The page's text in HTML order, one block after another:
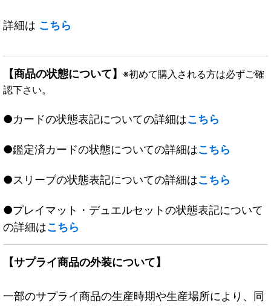
詳細は こちら
【商品の状態について】 ※初めて購入される方は必ずご確
認下さい。
●カードの状態表記についての詳細はこちら
●鑑定済カードの状態についての詳細はこちら
●スリーブの状態表記についての詳細はこちら
●プレイマット・デュエルセットの状態表記について
の詳細はこちら
【サプライ商品の外装について】
一部のサプライ商品の生産時期や生産場所により、同